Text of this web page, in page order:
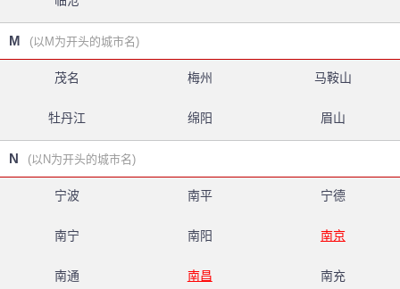
M (以M为开头的城市名)
茂名 梅州 马鞍山
牡丹江 绵阳 眉山
N (以N为开头的城市名)
宁波 南平 宁德
南宁 南阳 南京
南通 南昌 南充